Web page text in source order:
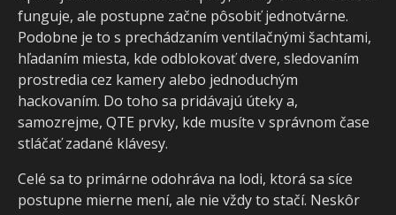
funguje, ale postupne začne pôsobiť jednotvárne.
Podobne je to s prechádzaním ventilačnými šachtami,
hľadaním miesta, kde odblokovať dvere, sledovaním
prostredia cez kamery alebo jednoduchým
hackovaním. Do toho sa pridávajú úteky a,
samozrejme, QTE prvky, kde musíte v správnom čase
stláčať zadané klávesy.
Celé sa to primárne odohráva na lodi, ktorá sa síce
postupne mierne mení, ale nie vždy to stačí. Neskôr